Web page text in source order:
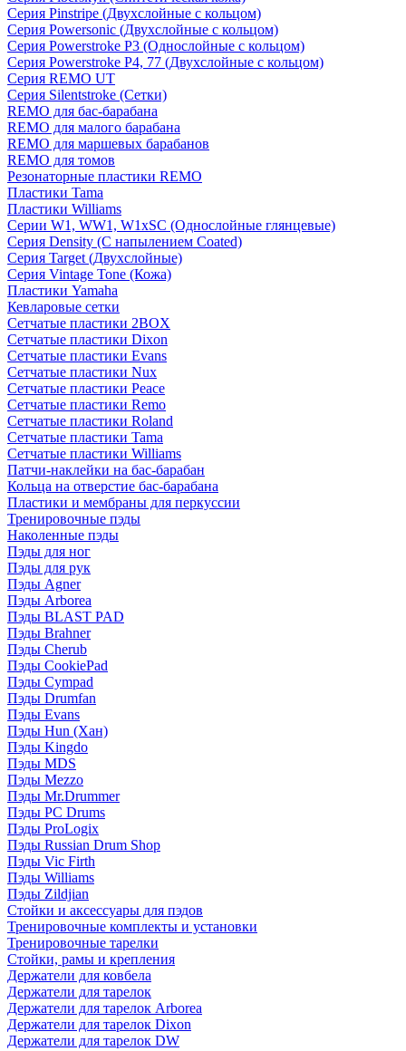
Серия Pinstripe (Двухслойные с кольцом)
Серия Powersonic (Двухслойные с кольцом)
Серия Powerstroke P3 (Однослойные с кольцом)
Серия Powerstroke P4, 77 (Двухслойные с кольцом)
Серия REMO UT
Серия Silentstroke (Сетки)
REMO для бас-барабана
REMO для малого барабана
REMO для маршевых барабанов
REMO для томов
Резонаторные пластики REMO
Пластики Tama
Пластики Williams
Серии W1, WW1, W1xSC (Однослойные глянцевые)
Серия Density (C напылением Coated)
Серия Target (Двухслойные)
Серия Vintage Tone (Кожа)
Пластики Yamaha
Кевларовые сетки
Сетчатые пластики 2BOX
Сетчатые пластики Dixon
Сетчатые пластики Evans
Сетчатые пластики Nux
Сетчатые пластики Peace
Сетчатые пластики Remo
Сетчатые пластики Roland
Сетчатые пластики Tama
Сетчатые пластики Williams
Патчи-наклейки на бас-барабан
Кольца на отверстие бас-барабана
Пластики и мембраны для перкуссии
Тренировочные пэды
Наколенные пэды
Пэды для ног
Пэды для рук
Пэды Agner
Пэды Arborea
Пэды BLAST PAD
Пэды Brahner
Пэды Cherub
Пэды CookiePad
Пэды Cympad
Пэды Drumfan
Пэды Evans
Пэды Hun (Хан)
Пэды Kingdo
Пэды MDS
Пэды Mezzo
Пэды Mr.Drummer
Пэды PC Drums
Пэды ProLogix
Пэды Russian Drum Shop
Пэды Vic Firth
Пэды Williams
Пэды Zildjian
Стойки и аксессуары для пэдов
Тренировочные комплекты и установки
Тренировочные тарелки
Стойки, рамы и крепления
Держатели для ковбела
Держатели для тарелок
Держатели для тарелок Arborea
Держатели для тарелок Dixon
Держатели для тарелок DW